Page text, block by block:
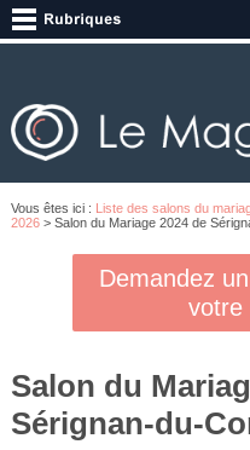
Vous êtes ici : Liste des salons du
2026> Salon du Mariage 2024 de
Demandez
votre
Salon du
Sérignan-du-